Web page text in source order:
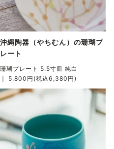
沖縄陶器（やちむん）の珊瑚プ
レート
珊瑚プレート 5.5寸皿 純白
｜ 5,800円(税込6,380円)